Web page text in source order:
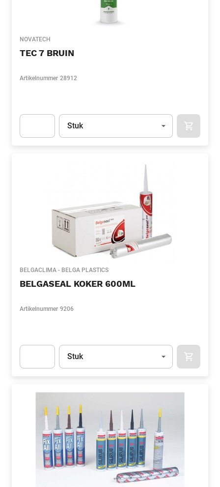
NOVATECH
TEC 7 BRUIN
Artikelnummer 28912
Eenheid
Stuk
BELGACLIMA - BELGA PLASTICS
BELGASEAL KOKER 600ML
Artikelnummer 9206
Eenheid
Stuk